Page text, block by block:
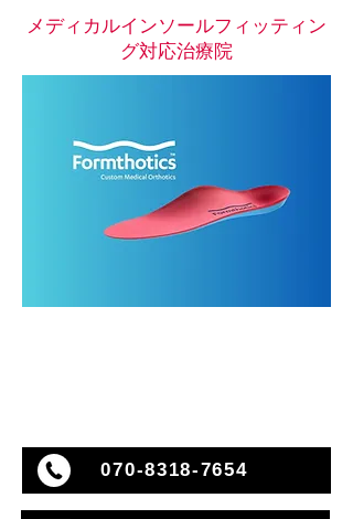
メディカルインソールフィッティン
グ対応治療院
070-8318-7654